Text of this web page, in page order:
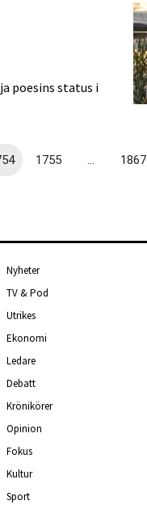
poesins status i
1755 1867
Nyheter
TV & Pod
Utrikes
Ekonomi
Ledare
Debatt
Krönikörer
Opinion
Fokus
Kultur
Sport